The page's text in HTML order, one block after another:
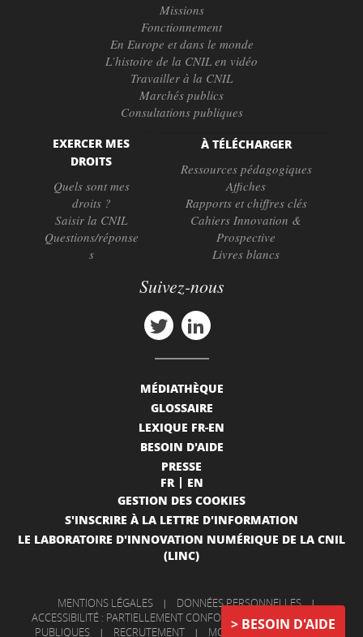
BESOIN D'AIDE
Missions
Fonctionnement
En Europe et dans le monde
L’histoire de la CNIL en vidéo
Travailler à la CNIL
Marchés publics
Consultations publiques
EXERCER MES
DROITS
Quels sont mes
droits ?
Saisir la CNIL
Questions/réponse
s
À TÉLÉCHARGER
Ressources pédagogiques
Affiches
Rapports et chiffres clés
Cahiers Innovation &
Prospective
Livres blancs
Suivez-nous
MÉDIATHÈQUE
GLOSSAIRE
LEXIQUE FR-EN
BESOIN D'AIDE
PRESSE
FR
EN
GESTION DES COOKIES
S'INSCRIRE À LA LETTRE D'INFORMATION
LE LABORATOIRE D'INNOVATION NUMÉRIQUE DE LA CNIL
(LINC)
MENTIONS LÉGALES | DONNÉES PERSONNELLES |
ACCESSIBILITÉ : PARTIELLEMENT CONFORME
|
INFORMATIONS
PUBLIQUES
| RECRUTEMENT | MON COMPTE | NOUS